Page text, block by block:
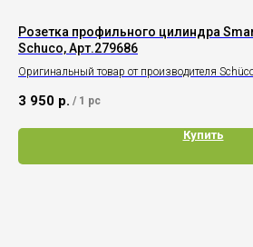
Розетка профильного цилиндра
Schuco, Арт.279686
Оригинальный товар от производителя
3 950 р. / 1 pc
Купить